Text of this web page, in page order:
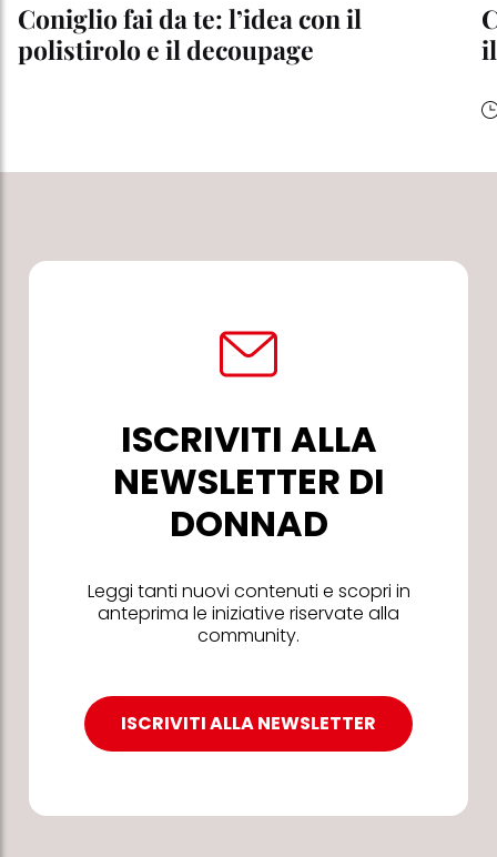
Coniglio fai da te: l’idea con il
polistirolo e il decoupage
ISCRIVITI ALLA
NEWSLETTER DI
DONNAD
Leggi tanti nuovi contenuti e scopri in
anteprima le iniziative riservate alla
community.
ISCRIVITI ALLA NEWSLETTER